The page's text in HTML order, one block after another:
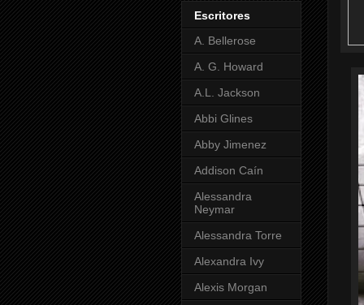
Escritores
A. Bellerose
A. G. Howard
A.L. Jackson
Abbi Glines
Abby Jimenez
Addison Caín
Alessandra
Neymar
Alessandra Torre
Alexandra Ivy
Alexis Morgan